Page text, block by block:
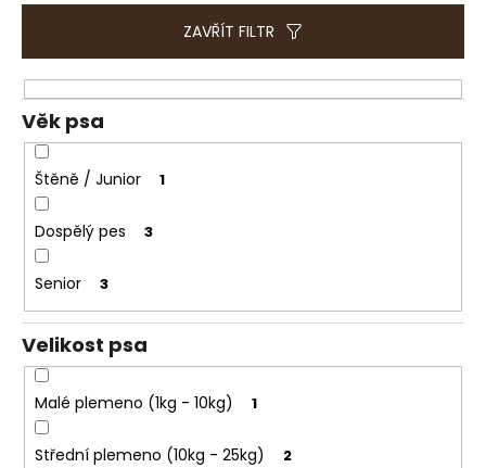
e
í
p
r
o
d
u
k
ů
ZAVŘÍT FILTR
Věk psa
Štěně / Junior 1
Dospělý pes 3
Senior 3
Velikost psa
Malé plemeno (1kg - 10kg) 1
Střední plemeno (10kg - 25kg) 2
t
ř
e
b
u
e
e
n
a
j
?